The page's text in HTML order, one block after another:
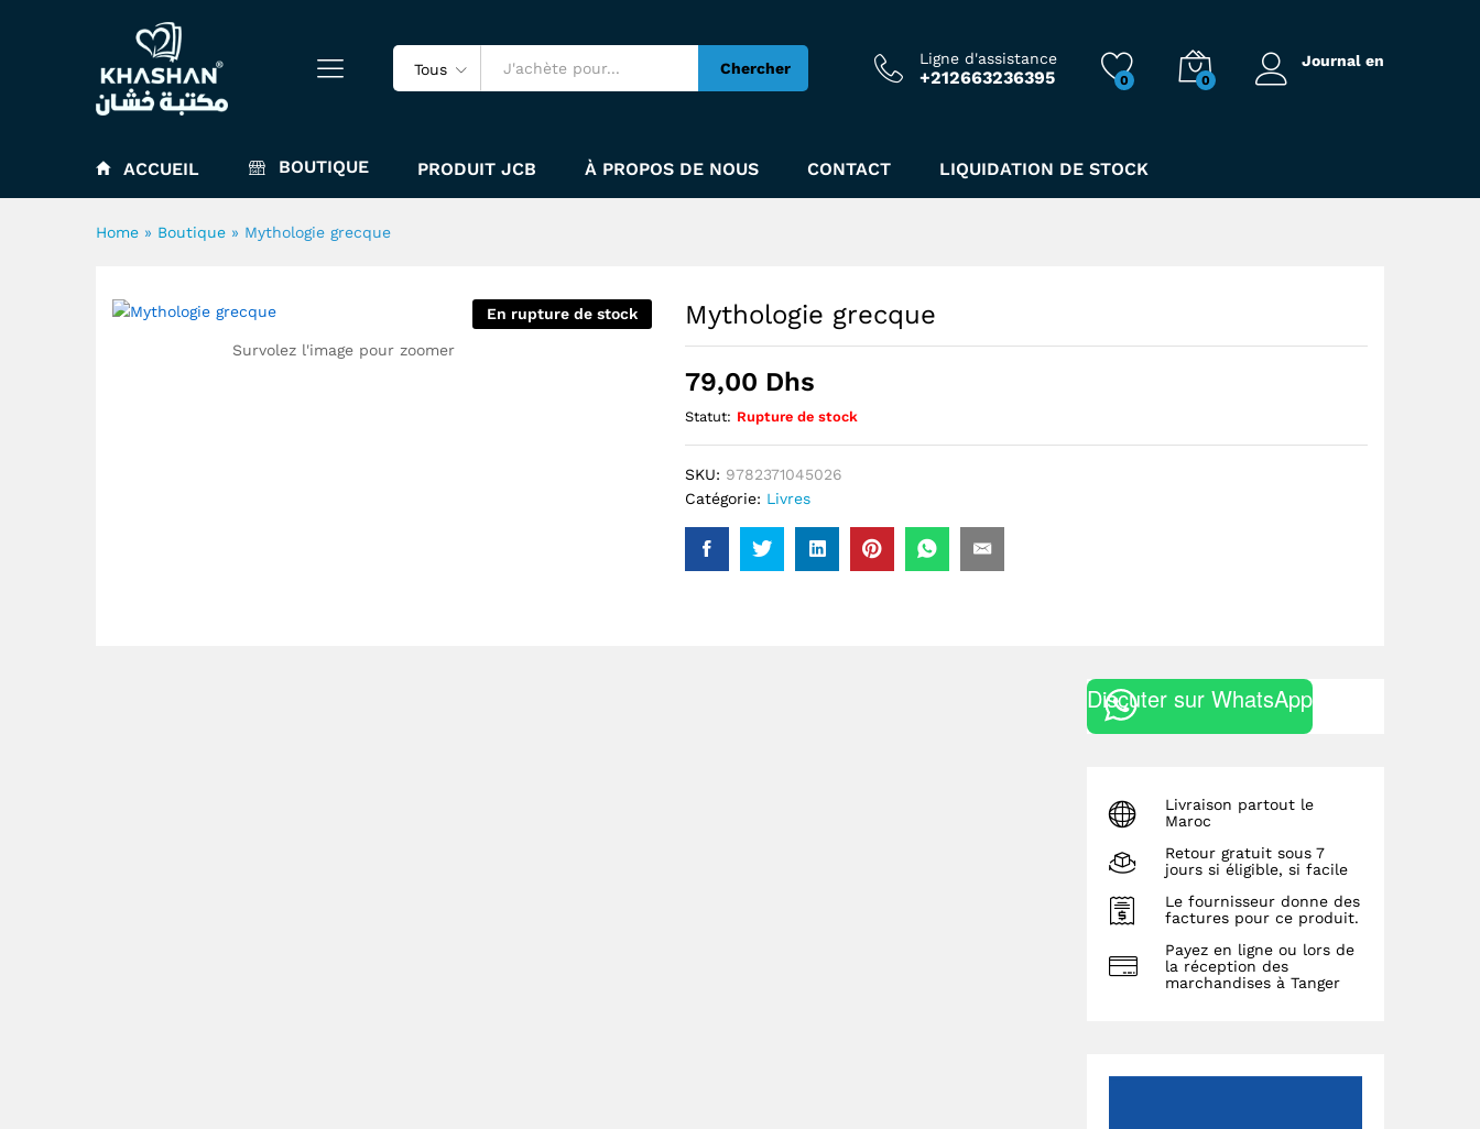
Tous Chercher
Ligne d'assistance
+212663236395 0 0
Journal en
ACCUEIL BOUTIQUE PRODUIT JCB À PROPOS DE NOUS CONTACT LIQUIDATION DE STOCK
Home » Boutique » Mythologie grecque
En rupture de stock
Survolez l'image pour zoomer
Mythologie grecque
79,00 Dhs
Statut: Rupture de stock
SKU: 9782371045026
Catégorie: Livres
Discuter sur WhatsApp
Livraison partout le
Maroc
Retour gratuit sous 7
jours si éligible, si facile
Le fournisseur donne des
factures pour ce produit.
Payez en ligne ou lors de
la réception des
marchandises à Tanger
Mythologie grecque